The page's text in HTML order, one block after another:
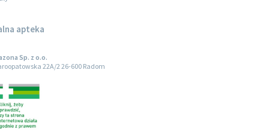
apteka
Sp. z o.o.
22A/2 26-600 Radom